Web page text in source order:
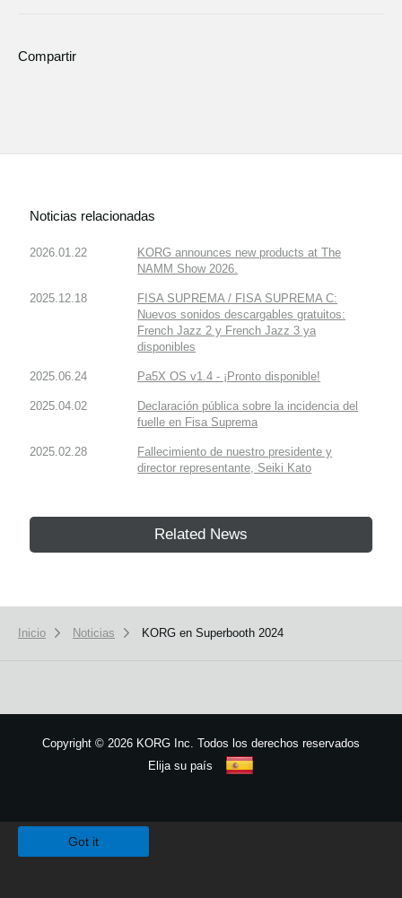
Compartir
Noticias relacionadas
2026.01.22
KORG announces new products at The
NAMM Show 2026.
2025.12.18
FISA SUPREMA / FISA SUPREMA C:
Nuevos sonidos descargables gratuitos:
French Jazz 2 y French Jazz 3 ya
disponibles
2025.06.24 Pa5X OS v1.4 - ¡Pronto disponible!
2025.04.02
Declaración pública sobre la incidencia del
fuelle en Fisa Suprema
2025.02.28
Fallecimiento de nuestro presidente y
director representante, Seiki Kato
Related News
Inicio Noticias KORG en Superbooth 2024
Copyright © 2026 KORG Inc. Todos los derechos reservados
Elija su país
Got it